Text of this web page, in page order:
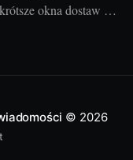
okna dostaw i
przechodzimy do
zaplanowana
© 2026